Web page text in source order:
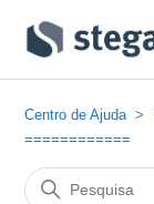
Centro de Ajuda
============